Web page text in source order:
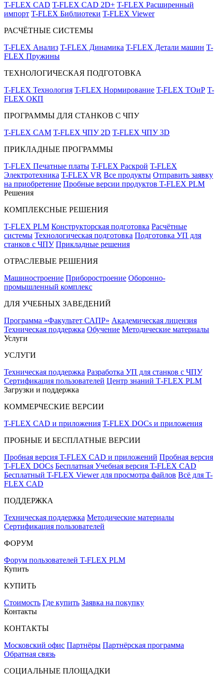
T-FLEX CAD T-FLEX CAD 2D+ T-FLEX Расширенный
импорт T-FLEX Библиотеки T-FLEX Viewer
РАСЧЁТНЫЕ СИСТЕМЫ
T-FLEX Анализ T-FLEX Динамика T-FLEX Детали машин T-
FLEX Пружины
ТЕХНОЛОГИЧЕСКАЯ ПОДГОТОВКА
T-FLEX Технология T-FLEX Нормирование T-FLEX ТОиР T-
FLEX ОКП
ПРОГРАММЫ ДЛЯ СТАНКОВ С ЧПУ
T-FLEX CAM T-FLEX ЧПУ 2D T-FLEX ЧПУ 3D
ПРИКЛАДНЫЕ ПРОГРАММЫ
T-FLEX Печатные платы T-FLEX Раскрой T-FLEX
Электротехника T-FLEX VR Все продукты Отправить заявку
на приобретение Пробные версии продуктов T-FLEX PLM
Решения
КОМПЛЕКСНЫЕ РЕШЕНИЯ
T-FLEX PLM Конструкторская подготовка Расчётные
системы Технологическая подготовка Подготовка УП для
станков с ЧПУ Прикладные решения
ОТРАСЛЕВЫЕ РЕШЕНИЯ
Машиностроение Приборостроение Оборонно-
промышленный комплекс
ДЛЯ УЧЕБНЫХ ЗАВЕДЕНИЙ
Программа «Факультет САПР» Академическая лицензия
Техническая поддержка Обучение Методические материалы
Услуги
УСЛУГИ
Техническая поддержка Разработка УП для станков с ЧПУ
Сертификация пользователей Центр знаний T‑FLEX PLM
Загрузки и поддержка
КОММЕРЧЕСКИЕ ВЕРСИИ
T-FLEX CAD и приложения T-FLEX DOCs и приложения
ПРОБНЫЕ И БЕСПЛАТНЫЕ ВЕРСИИ
Пробная версия T-FLEX CAD и приложений Пробная версия
T-FLEX DOCs Бесплатная Учебная версия T-FLEX CAD
Бесплатный T-FLEX Viewer для просмотра файлов Всё для T-
FLEX CAD
ПОДДЕРЖКА
Техническая поддержка Методические материалы
Сертификация пользователей
ФОРУМ
Форум пользователей T-FLEX PLM
Купить
КУПИТЬ
Стоимость Где купить Заявка на покупку
Контакты
КОНТАКТЫ
Московский офис Партнёры Партнёрская программа
Обратная связь
СОЦИАЛЬНЫЕ ПЛОЩАДКИ